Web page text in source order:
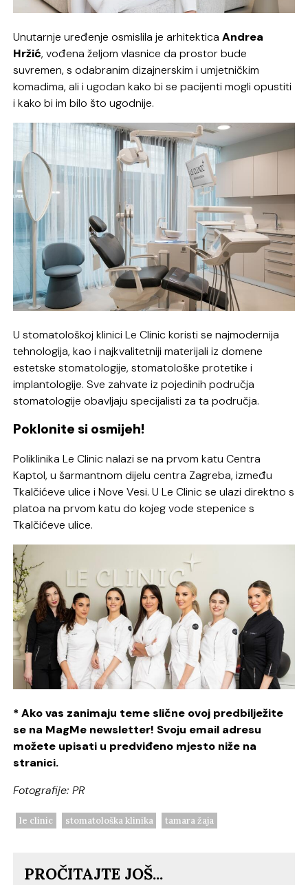
Unutarnje uređenje osmislila je arhitekticaAndrea
Hržić, vođena željom vlasnice da prostor bude
suvremen, s odabranim dizajnerskim i umjetničkim
komadima, ali i ugodan kako bi se pacijenti mogli opustiti
i kako bi im bilo što ugodnije.
U stomatološkoj klinici Le Clinic koristi se najmodernija
tehnologija, kao i najkvalitetniji materijali iz domene
estetske stomatologije, stomatološke protetike i
implantologije. Sve zahvate iz pojedinih područja
stomatologije obavljaju specijalisti za ta područja.
Poklonite si osmijeh!
Poliklinika Le Clinic nalazi se na prvom katu Centra
Kaptol, u šarmantnom dijelu centra Zagreba, između
Tkalčićeve ulice i Nove Vesi. U Le Clinic se ulazi direktno s
platoa na prvom katu do kojeg vode stepenice s
Tkalčićeve ulice.
* Ako vas zanimaju teme slične ovoj predbilježite
se na MagMe newsletter! Svoju email adresu
možete upisati u predviđeno mjesto niže na
stranici.
Fotografije: PR
le clinic stomatološka klinika tamara žaja
PROČITAJTE JOŠ...